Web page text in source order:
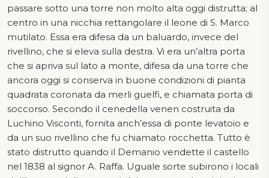
passare sotto una torre non molto alta oggi distrutta; al
centro in una nicchia rettangolare il leone di S. Marco
mutilato. Essa era difesa da un baluardo, invece del
rivellino, che si eleva sulla destra. Vi era un’altra porta
che si apriva sul lato a monte, difesa da una torre che
ancora oggi si conserva in buone condizioni di pianta
quadrata coronata da merli guelfi, e chiamata porta di
soccorso. Secondo il cenedella venen costruita da
Luchino Visconti, fornita anch’essa di ponte levatoio e
da un suo rivellino che fu chiamato rocchetta. Tutto è
stato distrutto quando il Demanio vendette il castello
nel 1838 al signor A. Raffa. Uguale sorte subirono i locali